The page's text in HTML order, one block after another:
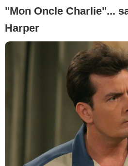
"Mon Oncle Charlie"...
Harper